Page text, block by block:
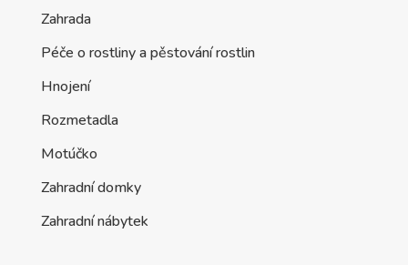
Zahrada
Péče o rostliny a pěstování rostlin
Hnojení
Rozmetadla
Motúčko
Zahradní domky
Zahradní nábytek